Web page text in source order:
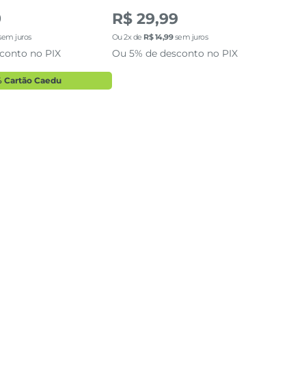
juros
no PIX
Cartão Caedu
R$ 29,99
Ou2x de R$ 14,99sem juros
Ou 5% de desconto no PIX